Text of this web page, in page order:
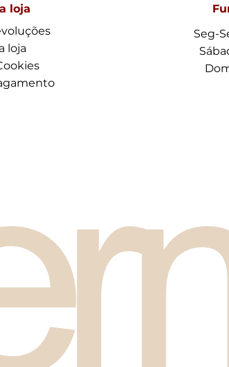
loja
loja
Seg-